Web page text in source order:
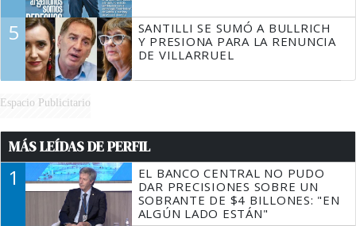
5
SANTILLI SE SUMÓ A BULLRICH
Y PRESIONA PARA LA RENUNCIA
DE VILLARRUEL
Espacio Publicitario
MÁS LEÍDAS DE PERFIL
1
EL BANCO CENTRAL NO PUDO
DAR PRECISIONES SOBRE UN
SOBRANTE DE $4 BILLONES: "EN
ALGÚN LADO ESTÁN"